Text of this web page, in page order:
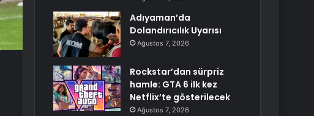
Adıyaman’da
Dolandırıcılık Uyarısı
Ağustos 7, 2026
Rockstar’dan sürpriz
hamle: GTA 6 ilk kez
Netflix’te gösterilecek
Ağustos 7, 2026